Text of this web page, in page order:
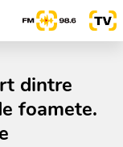
dintre
foamete.